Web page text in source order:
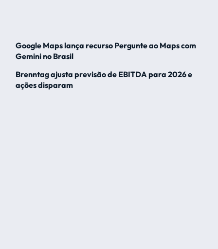
Google Maps lança recurso Pergunte ao Maps com
Gemini no Brasil
Brenntag ajusta previsão de EBITDA para 2026 e
ações disparam